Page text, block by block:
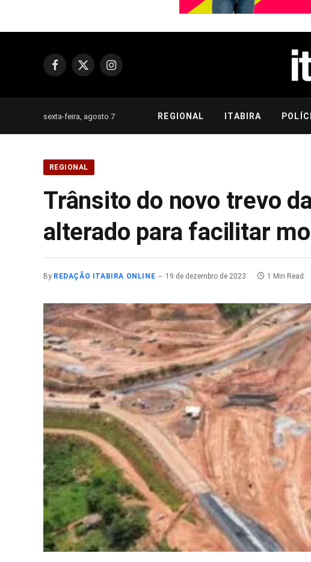
Facebook
X
Instagram
sexta-feira, agosto 7 REGIONAL ITABIRA
REGIONAL
Trânsito do novo trevo
alterado para facilitar
By REDAÇÃO ITABIRA ONLINE 19 de dezembro de 2023 1 Min Read